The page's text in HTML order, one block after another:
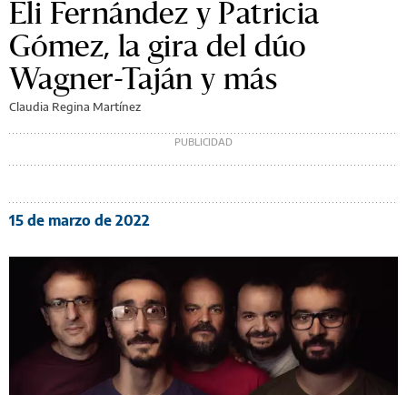
Eli Fernández y Patricia
Gómez, la gira del dúo
Wagner-Taján y más
Claudia Regina Martínez
15 de marzo de 2022